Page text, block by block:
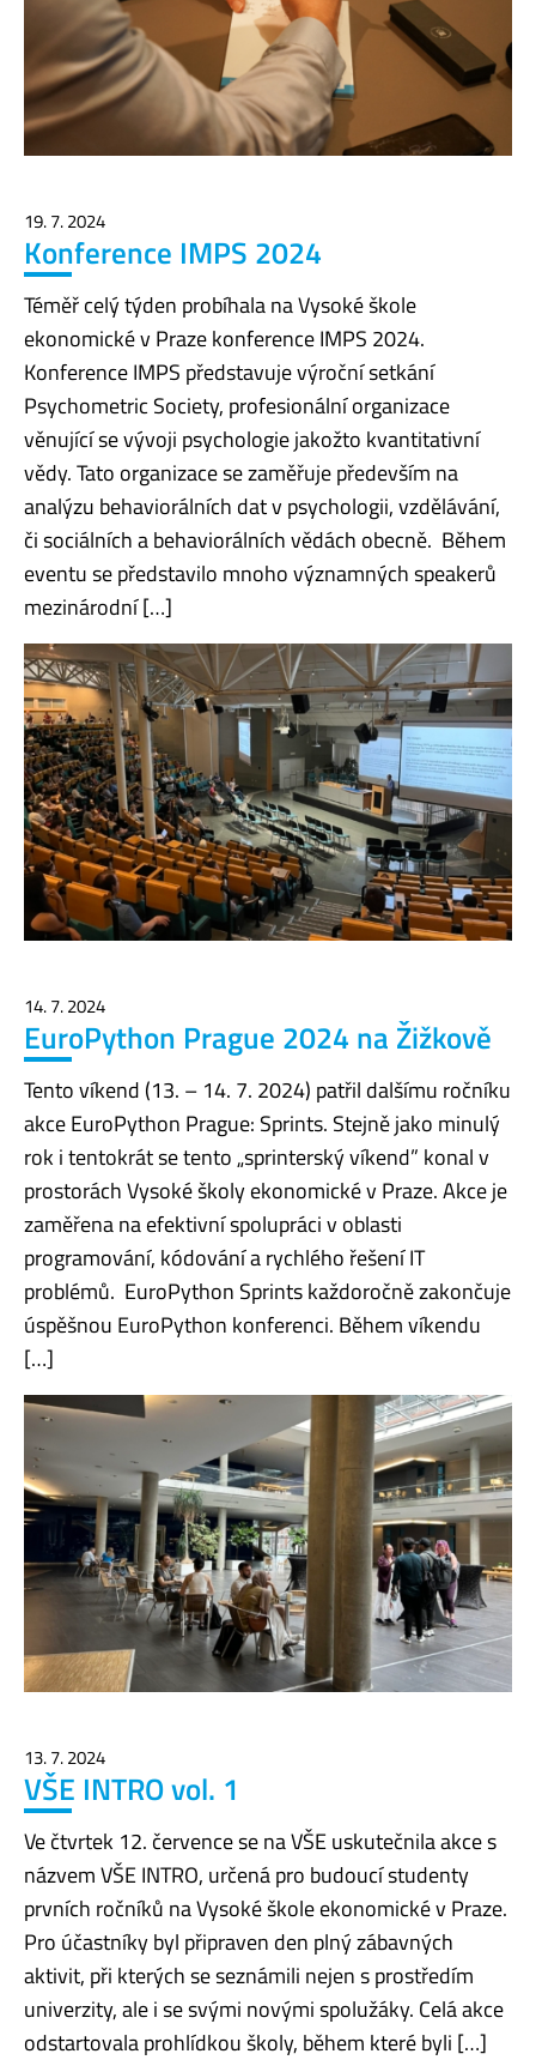
19. 7. 2024
Konference IMPS 2024
Téměř celý týden probíhala na Vysoké škole
ekonomické v Praze konference IMPS 2024.
Konference IMPS představuje výroční setkání
Psychometric Society, profesionální organizace
věnující se vývoji psychologie jakožto kvantitativní
vědy. Tato organizace se zaměřuje především na
analýzu behaviorálních dat v psychologii, vzdělávání,
či sociálních a behaviorálních vědách obecně. Během
eventu se představilo mnoho významných speakerů
mezinárodní […]
14. 7. 2024
EuroPython Prague 2024 na Žižkově
Tento víkend (13. – 14. 7. 2024) patřil dalšímu ročníku
akce EuroPython Prague: Sprints. Stejně jako minulý
rok i tentokrát se tento „sprinterský víkend” konal v
prostorách Vysoké školy ekonomické v Praze. Akce je
zaměřena na efektivní spolupráci v oblasti
programování, kódování a rychlého řešení IT
problémů. EuroPython Sprints každoročně zakončuje
úspěšnou EuroPython konferenci. Během víkendu
[…]
13. 7. 2024
VŠE INTRO vol. 1
Ve čtvrtek 12. července se na VŠE uskutečnila akce s
názvem VŠE INTRO, určená pro budoucí studenty
prvních ročníků na Vysoké škole ekonomické v Praze.
Pro účastníky byl připraven den plný zábavných
aktivit, při kterých se seznámili nejen s prostředím
univerzity, ale i se svými novými spolužáky. Celá akce
odstartovala prohlídkou školy, během které byli […]